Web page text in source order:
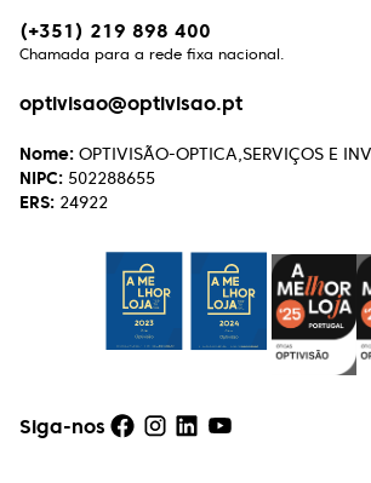
Excelente atendimento, excelentes
Henrique Vasconcelos
simpatia com que tratam, de forma
qualquer reparação faz querer
escolher lá os próximos óculos!
Rui Caseiro
Uma óptica de excelência, a todos
Recomendo!!!
(+351) 219 898 400
Chamada para a rede fixa nacional.
optivisao@optivisao.pt
Nome: OPTIVISÃO-OPTICA,SERVIÇOS E
NIPC: 502288655
ERS: 24922
Siga-nos